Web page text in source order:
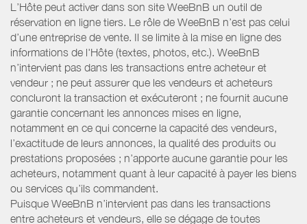
L’Hôte peut activer dans son site WeeBnB un outil de
réservation en ligne tiers. Le rôle de WeeBnB n’est pas celui
d’une entreprise de vente. Il se limite à la mise en ligne des
informations de l'Hôte (textes, photos, etc.). WeeBnB
n’intervient pas dans les transactions entre acheteur et
vendeur ; ne peut assurer que les vendeurs et acheteurs
concluront la transaction et exécuteront ; ne fournit aucune
garantie concernant les annonces mises en ligne,
notamment en ce qui concerne la capacité des vendeurs,
l’exactitude de leurs annonces, la qualité des produits ou
prestations proposées ; n’apporte aucune garantie pour les
acheteurs, notamment quant à leur capacité à payer les biens
ou services qu’ils commandent.
Puisque WeeBnB n’intervient pas dans les transactions
entre acheteurs et vendeurs, elle se dégage de toutes